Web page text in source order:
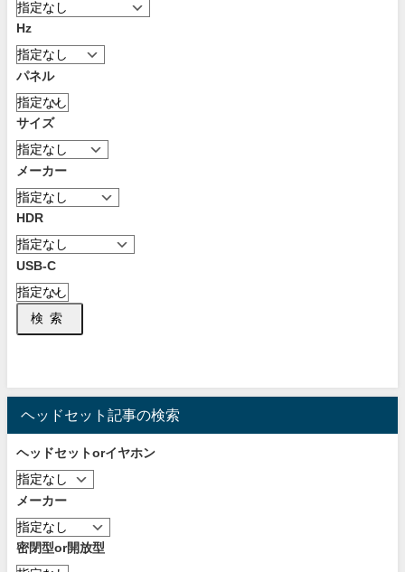
Hz
パネル
サイズ
メーカー
HDR
USB-C
検索
ヘッドセット記事の検索
ヘッドセットorイヤホン
メーカー
密閉型or開放型